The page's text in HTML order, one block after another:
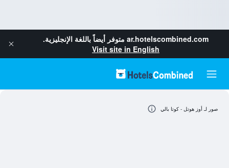
ar.hotelscombined.com متوفر أيضاً باللغة الإنجليزية.
Visit site in English
صور لـ أوز هوتل - كوتا بالي